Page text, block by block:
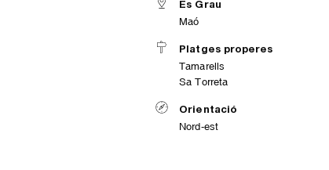
Es Grau
Maó
Platges properes
Tamarells
Sa Torreta
Orientació
Nord-est